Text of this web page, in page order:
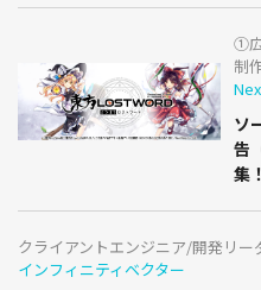
①
制
ソ
告
集！
クライアントエンジニア/開発リー
インフィニティベクター